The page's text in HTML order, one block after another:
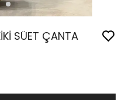
SÜET ÇANTA